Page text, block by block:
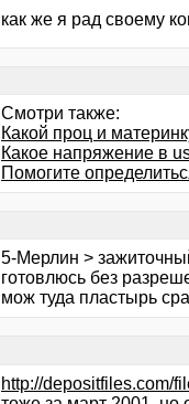
как же я рад своему
Смотри также:
Какой проц и
Какое напряжение в
Помогите
5-Мерлин >
готовлюсь без
мож туда пластырь
http://depositfiles.com/